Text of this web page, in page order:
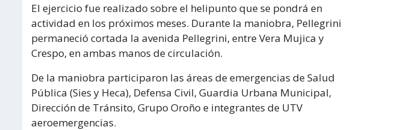
El ejercicio fue realizado sobre el helipunto que se pondrá en
actividad en los próximos meses. Durante la maniobra, Pellegrini
permaneció cortada la avenida Pellegrini, entre Vera Mujica y
Crespo, en ambas manos de circulación.
De la maniobra participaron las áreas de emergencias de Salud
Pública (Sies y Heca), Defensa Civil, Guardia Urbana Municipal,
Dirección de Tránsito, Grupo Oroño e integrantes de UTV
aeroemergencias.